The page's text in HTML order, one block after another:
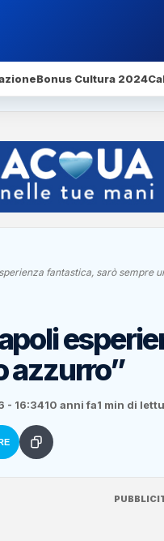
Bonus Cultura 2024
fantastica, sarò sempre
azzurro”
- 16:3410 anni fa1 min di